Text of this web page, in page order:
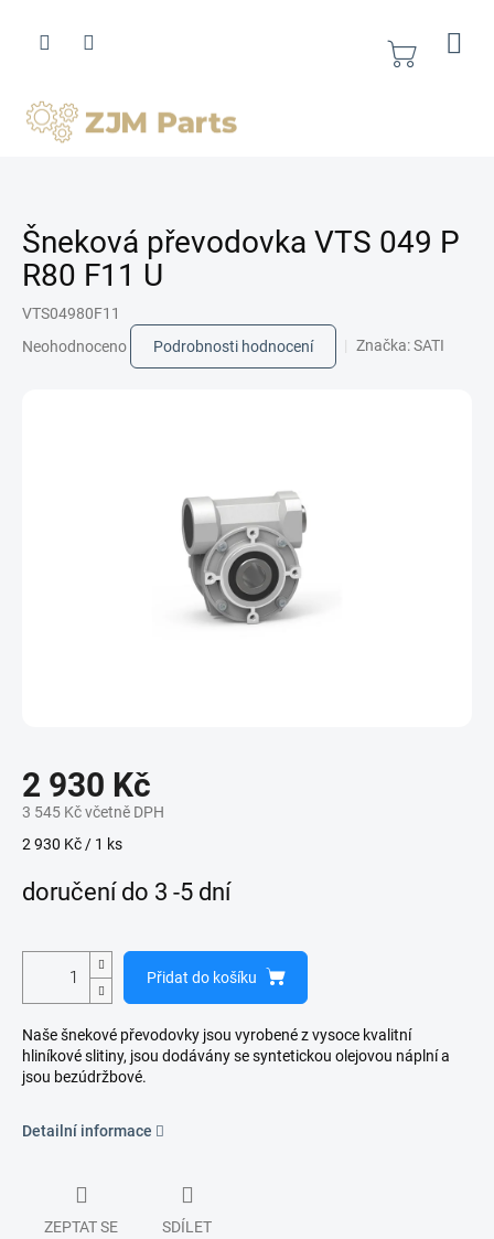
obsah
Nákupní
Šneková převodovka VTS 049 P
R80 F11 U
VTS04980F11
hodnocení
Neohodnoceno Podrobnosti hodnocení Značka:SATI
2 930 Kč
3 545 Kč včetně DPH
Měrná
2 930 Kč / 1 ks
doručení do 3 -5 dní
Přidat do košíku
Naše šnekové převodovky jsou vyrobené z vysoce kvalitní
hliníkové slitiny, jsou dodávány se syntetickou olejovou náplní a
jsou bezúdržbové.
Detailní informace
ZEPTAT SE SDÍLET